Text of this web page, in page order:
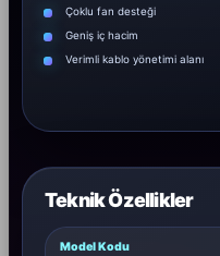
Çoklu fan desteği
Geniş iç hacim
Verimli kablo yönetimi alanı
Teknik Özellikler
Model Kodu